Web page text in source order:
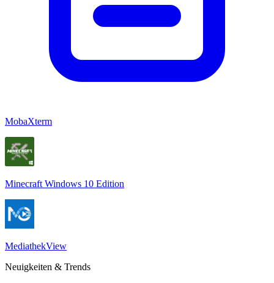
MobaXterm
Minecraft Windows 10 Edition
MediathekView
Neuigkeiten & Trends